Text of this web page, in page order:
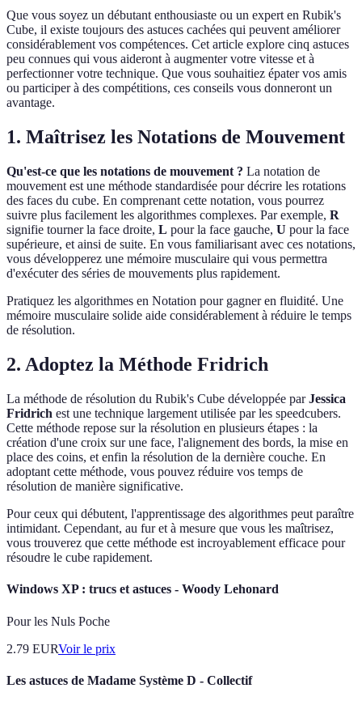
Que vous soyez un débutant enthousiaste ou un expert en Rubik's
Cube, il existe toujours des astuces cachées qui peuvent améliorer
considérablement vos compétences. Cet article explore cinq astuces
peu connues qui vous aideront à augmenter votre vitesse et à
perfectionner votre technique. Que vous souhaitiez épater vos amis
ou participer à des compétitions, ces conseils vous donneront un
avantage.
1. Maîtrisez les Notations de Mouvement
Qu'est-ce que les notations de mouvement ? La notation de
mouvement est une méthode standardisée pour décrire les rotations
des faces du cube. En comprenant cette notation, vous pourrez
suivre plus facilement les algorithmes complexes. Par exemple, R
signifie tourner la face droite, L pour la face gauche, U pour la face
supérieure, et ainsi de suite. En vous familiarisant avec ces notations,
vous développerez une mémoire musculaire qui vous permettra
d'exécuter des séries de mouvements plus rapidement.
Pratiquez les algorithmes en Notation pour gagner en fluidité. Une
mémoire musculaire solide aide considérablement à réduire le temps
de résolution.
2. Adoptez la Méthode Fridrich
La méthode de résolution du Rubik's Cube développée parJessica
Fridrich est une technique largement utilisée par les speedcubers.
Cette méthode repose sur la résolution en plusieurs étapes : la
création d'une croix sur une face, l'alignement des bords, la mise en
place des coins, et enfin la résolution de la dernière couche. En
adoptant cette méthode, vous pouvez réduire vos temps de
résolution de manière significative.
Pour ceux qui débutent, l'apprentissage des algorithmes peut paraître
intimidant. Cependant, au fur et à mesure que vous les maîtrisez,
vous trouverez que cette méthode est incroyablement efficace pour
résoudre le cube rapidement.
Windows XP : trucs et astuces - Woody Lehonard
Pour les Nuls Poche
2.79 EURVoir le prix
Les astuces de Madame Système D - Collectif